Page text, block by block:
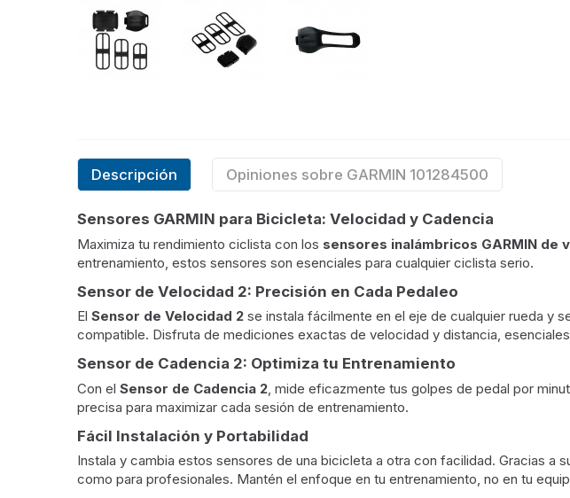
Descripción Opiniones sobre GARMIN 101284500
Sensores GARMIN para Bicicleta: Velocidad y Cadencia
Maximiza tu rendimiento ciclista con los sensores inalámbricos GARMIN de
entrenamiento, estos sensores son esenciales para cualquier ciclista serio.
Sensor de Velocidad 2: Precisión en Cada Pedaleo
El Sensor de Velocidad 2 se instala fácilmente en el eje de cualquier rueda y
compatible. Disfruta de mediciones exactas de velocidad y distancia,
Sensor de Cadencia 2: Optimiza tu Entrenamiento
Con el Sensor de Cadencia 2, mide eficazmente tus golpes de pedal por
precisa para maximizar cada sesión de entrenamiento.
Fácil Instalación y Portabilidad
Instala y cambia estos sensores de una bicicleta a otra con facilidad. Gracias
como para profesionales. Mantén el enfoque en tu entrenamiento, no en tu